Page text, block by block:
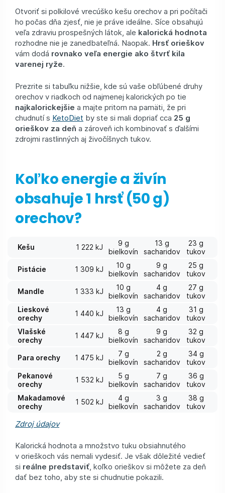
Otvoriť si polkilové vrecúško kešu orechov a pri počítači
ho počas dňa zjesť, nie je práve ideálne. Síce obsahujú
veľa zdraviu prospešných látok, ale kalorická hodnota
rozhodne nie je zanedbateľná. Naopak. Hrsť orieškov
vám dodá rovnako veľa energie ako štvrť kila
varenej ryže.
Prezrite si tabuľku nižšie, kde sú vaše obľúbené druhy
orechov v riadkoch od najmenej kalorických po tie
najkalorickejšie a majte pritom na pamäti, že pri
chudnutí s KetoDiet by ste si mali dopriať cca 25 g
orieškov za deň a zároveň ich kombinovať s ďalšími
zdrojmi rastlinných aj živočíšnych tukov.
Koľko energie a živín
obsahuje 1 hrsť (50 g)
orechov?
Kešu 1 222 kJ
9 g
bielkovín
13 g
sacharidov
23 g
tukov
Pistácie
1 309 kJ
10 g
bielkovín
9 g
sacharidov
25 g
tukov
Mandle
1 333 kJ
10 g
bielkovín
4 g
sacharidov
27 g
tukov
Lieskové
orechy
1 440 kJ
13 g
bielkovín
4 g
sacharidov
31 g
tukov
Vlašské
orechy
1 447 kJ
8 g
bielkovín
9 g
sacharidov
32 g
tukov
Para orechy
1 475 kJ
7 g
bielkovín
2 g
sacharidov
34 g
tukov
Pekanové
orechy
1 532 kJ
5 g
bielkovín
7 g
sacharidov
36 g
tukov
Makadamové
orechy
1 502 kJ
4 g
bielkovín
3 g
sacharidov
38 g
tukov
Zdroj údajov
Kalorická hodnota a množstvo tuku obsiahnutého
v orieškoch vás nemali vydesiť. Je však dôležité vedieť
si reálne predstaviť, koľko orieškov si môžete za deň
dať bez toho, aby ste si chudnutie pokazili.